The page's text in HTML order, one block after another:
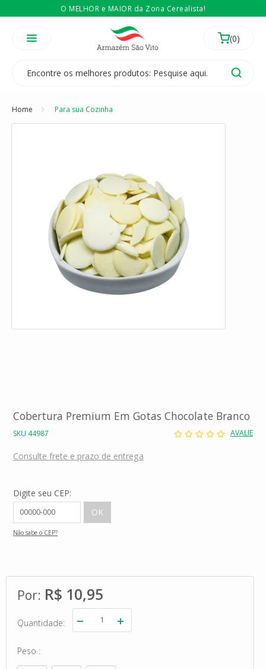
O MELHOR e MAIOR da Zona Cerealista!
Temos 3 lojas físicas na Zona Cerealista de São Paulo!
É revendedor? EntãoCompre no atacado
Home Para sua Cozinha
Cobertura Premium Em Gotas Chocolate Branco
SKU 44987 AVALIE
Consulte frete e prazo de entrega
Digite seu CEP:
Não sabe o CEP?
R$ 10,95
Quantidade
Peso